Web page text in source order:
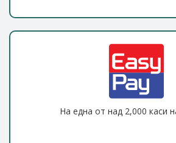
На една от над 2,000 каси